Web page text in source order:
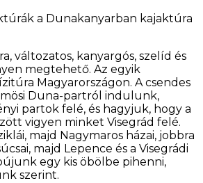
változatos, kanyargós, szelíd és
megtehető. Az egyik
Magyarországon. A csendes
Duna-partról indulunk,
partok felé, és hagyjuk, hogy a
vigyen minket Visegrád felé.
majd Nagymaros házai, jobbra
majd Lepence és a Visegrádi
egy kis öbölbe pihenni,
szerint.